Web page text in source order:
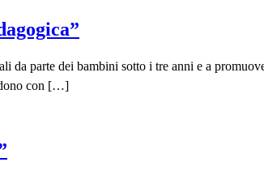
da parte dei bambini sotto i tre anni e a
con […]